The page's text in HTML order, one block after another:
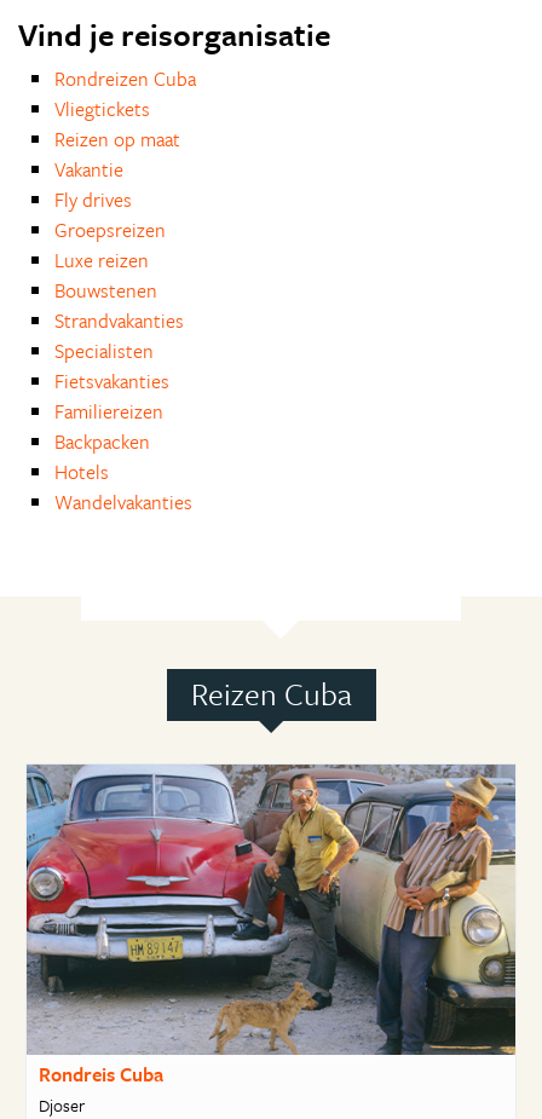
Vind je reisorganisatie
Rondreizen Cuba
Vliegtickets
Reizen op maat
Vakantie
Fly drives
Groepsreizen
Luxe reizen
Bouwstenen
Strandvakanties
Specialisten
Fietsvakanties
Familiereizen
Backpacken
Hotels
Wandelvakanties
Reizen Cuba
Rondreis Cuba
Djoser